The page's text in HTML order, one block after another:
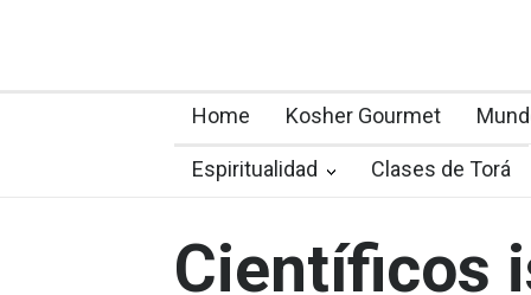
Home Kosher Gourmet
Espiritualidad Clases de Torá
Científicos